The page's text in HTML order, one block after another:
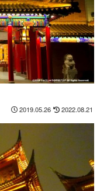
2019.05.26 2022.08.21